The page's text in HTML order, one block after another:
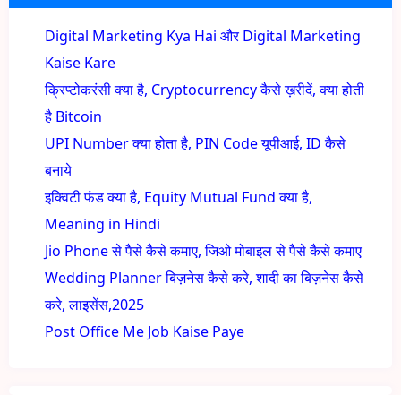
Digital Marketing Kya Hai और Digital Marketing
Kaise Kare
क्रिप्टोकरंसी क्या है, Cryptocurrency कैसे ख़रीदें, क्या होती
है Bitcoin
UPI Number क्या होता है, PIN Code यूपीआई, ID कैसे
बनाये
इक्विटी फंड क्या है, Equity Mutual Fund क्या है,
Meaning in Hindi
Jio Phone से पैसे कैसे कमाए, जिओ मोबाइल से पैसे कैसे कमाए
Wedding Planner बिज़नेस कैसे करे, शादी का बिज़नेस कैसे
करे, लाइसेंस,2025
Post Office Me Job Kaise Paye